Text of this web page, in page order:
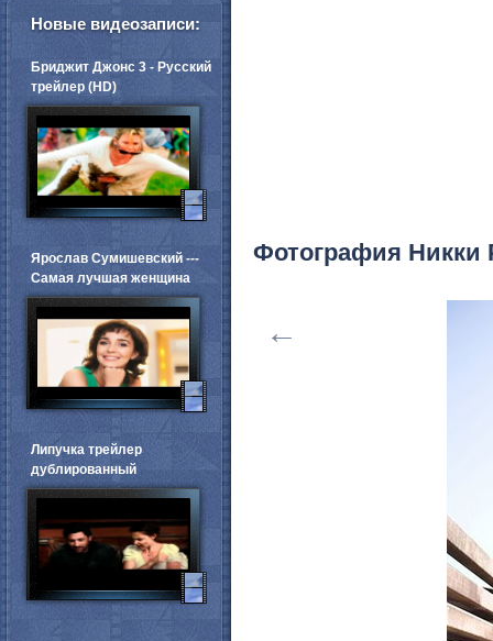
Фотография Никки
←
Новые видеозаписи:
Бриджит Джонс 3 - Русский
трейлер (HD)
Ярослав Сумишевский ---
Самая лучшая женщина
Липучка трейлер
дублированный